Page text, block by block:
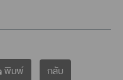
พิมพ์ กลับ